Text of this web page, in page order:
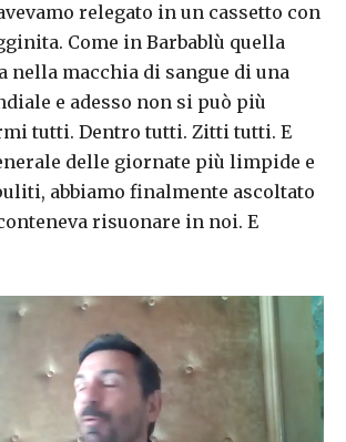
relegato in un cassetto con
Come in Barbablù quella
nella macchia di sangue di una
e adesso non si può più
tutti. Dentro tutti. Zitti tutti. E
delle giornate più limpide e
abbiamo finalmente ascoltato
risuonare in noi. E